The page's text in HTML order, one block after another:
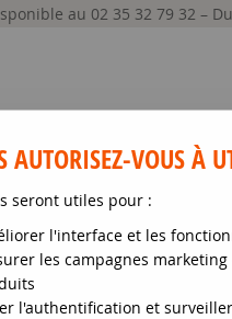
au 02 35 32 79 32 –
GRAINES ET SEMENCES
AUTORISEZ-VOUS À
seront utiles pour :
l'interface et les
les campagnes
l'authentification et